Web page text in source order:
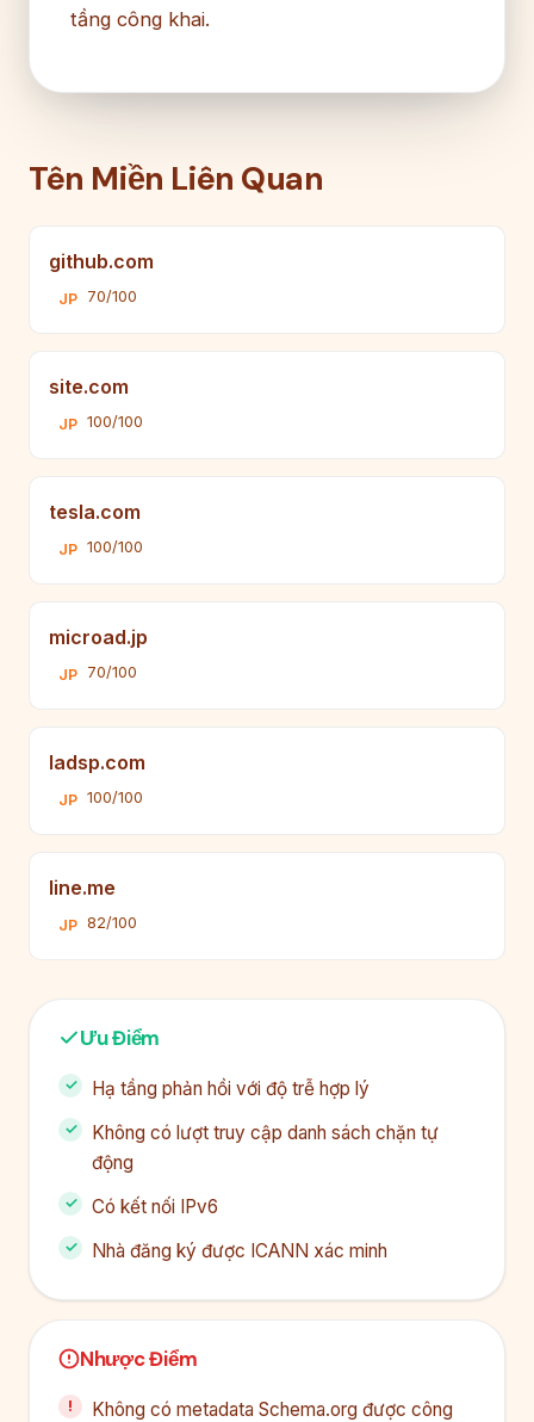
tầng công khai.
Tên Miền Liên Quan
github.com
JP 70/100
site.com
JP 100/100
tesla.com
JP 100/100
microad.jp
JP 70/100
ladsp.com
JP 100/100
line.me
JP 82/100
Ưu Điểm
Hạ tầng phản hồi với độ trễ hợp lý
Không có lượt truy cập danh sách chặn tự
động
Có kết nối IPv6
Nhà đăng ký được ICANN xác minh
Nhược Điểm
Không có metadata Schema.org được công